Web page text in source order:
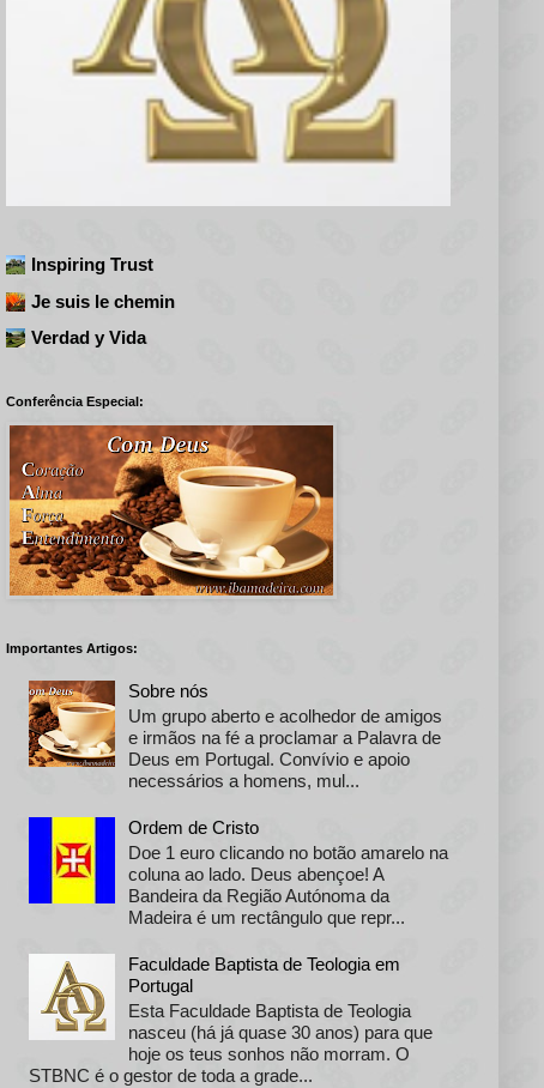
Inspiring Trust
Je suis le chemin
Verdad y Vida
Conferência Especial:
Importantes Artigos:
Sobre nós
Um grupo aberto e acolhedor de amigos
e irmãos na fé a proclamar a Palavra de
Deus em Portugal. Convívio e apoio
necessários a homens, mul...
Ordem de Cristo
Doe 1 euro clicando no botão amarelo na
coluna ao lado. Deus abençoe! A
Bandeira da Região Autónoma da
Madeira é um rectângulo que repr...
Faculdade Baptista de Teologia em
Portugal
Esta Faculdade Baptista de Teologia
nasceu (há já quase 30 anos) para que
hoje os teus sonhos não morram. O
STBNC é o gestor de toda a grade...